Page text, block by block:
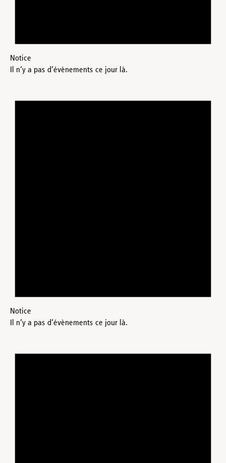
Notice
Il n’y a pas d’évènements ce jour là.
Notice
Il n’y a pas d’évènements ce jour là.